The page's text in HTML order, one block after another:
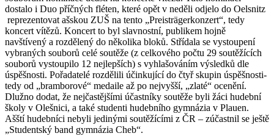
dostalo i Duo příčných fléten, které opět v neděli odjelo do Oelsnitz
reprezentovat ašskou ZUŠ na tento „Preisträgerkonzert“, tedy
koncert vítězů. Koncert to byl slavnostní, publikem hojně
navštívený a rozdělený do několika bloků. Střídala se vystoupení
vybraných souborů celé soutěže (z celkového počtu 29 soutěžících
souborů vystoupilo 12 nejlepších) s vyhlašováním výsledků dle
úspěšnosti. Pořadatelé rozdělili účinkující do čtyř skupin úspěšnosti-
tedy od „bramborové“ medaile až po nejvyšší, „zlaté“ ocenění.
Dlužno dodat, že nejčastějšími účastníky soutěže byli žáci hudební
školy v Olešnici, a také studenti hudebního gymnázia v Plauen.
Ašští hudebníci nebyli jedinými soutěžícími z ČR – zúčastnil se ještě
„Studentský band gymnázia Cheb“.